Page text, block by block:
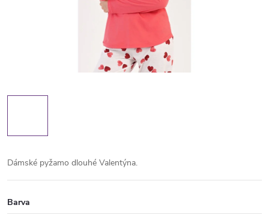
Dámské pyžamo dlouhé Valentýna.
Barva